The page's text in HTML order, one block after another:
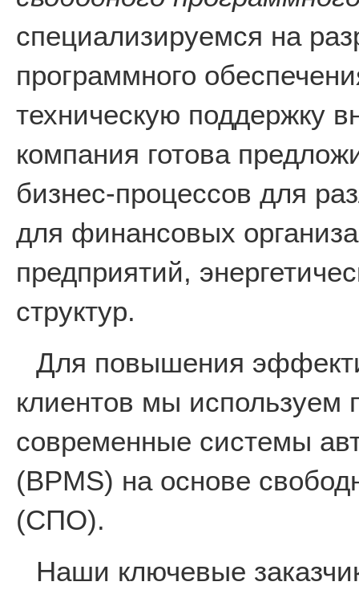
специализируемся на
программного
техническую поддержку
компания готова
бизнес-процессов для
для финансовых
предприятий,
структур.
Для повышения
клиентов мы используем
современные системы
(BPMS) на основе
(СПО).
Наши ключевые